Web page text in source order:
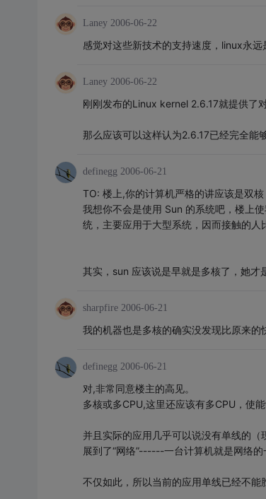
Laney 2006-06-22
感觉对这些新技术的支持速度，linux永远
Laney 2006-06-22
刚刚发布的Linux kernel 2.6.17就提供了
那么应该可以这样认为2.6.17已经完全能
definegg 2006-06-21
TO: 楼上,你的计算机严格的讲应该是双
我想你不会是使用 Sun 的系统吧，楼上
统，主要应用于大型系统，因而接触的人
其实，sun 应该说是早就是多核了，她才
sharpfire 2006-06-21
我的机器也是多核的确实没发现比原来
definegg 2006-06-21
对,非常同意楼主的高见。
多核或多CPU,这里还应该有多CPU，使
并且实际的应用几乎可以说没有单线的
展到了“网络”------一台计算机就是网络的
不仅如此，所以当前的应用单线已经不能